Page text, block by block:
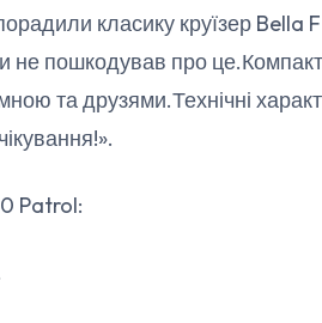
класику круїзер
не пошкодував про
мною та друзями.Технічні
Patrol: